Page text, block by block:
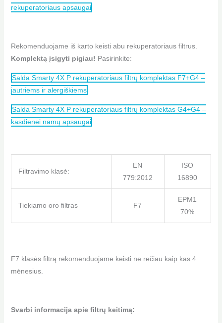
rekuperatoriaus apsaugai
Rekomenduojame iš karto keisti abu rekuperatoriaus filtrus.
Komplektą įsigyti pigiau! Pasirinkite:
Salda Smarty 4X P rekuperatoriaus filtrų komplektas F7+G4 –
jautriems ir alergiškiems
Salda Smarty 4X P rekuperatoriaus filtrų komplektas G4+G4 –
kasdienei namų apsaugai
Filtravimo klasė:
EN
779:2012
ISO
16890
Tiekiamo oro filtras F7
EPM1
70%
F7 klasės filtrą rekomenduojame keisti ne rečiau kaip kas 4
mėnesius.
Svarbi informacija apie filtrų keitimą: